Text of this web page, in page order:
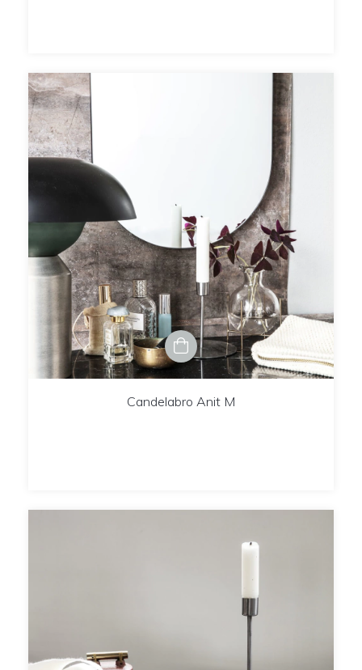
Candelabro Anit M